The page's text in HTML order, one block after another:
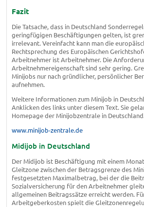
Fazit
Die Tatsache, dass in Deutschland
geringfügigen Beschäftigungen gelten, ist
irrelevant. Vereinfacht kann man die
Rechtsprechung des Europäischen
Arbeitnehmer ist Arbeitnehmer. Die
Arbeitnehmereigenschaft sind sehr gering.
Minijobs nur nach gründlicher, persönlicher
aufnehmen.
Weitere Informationen zum Minijob in
Anklicken des links unter diesem Text. Sie
Homepage der Minijobzentrale in
www.minijob-zentrale.de
Midijob in Deutschland
Der Midijob ist Beschäftigung mit einem
Gleitzone zwischen der Betragsgrenze des
festgesetzten Maximalbetrag, bei der die
Sozialversicherung für den Arbeitnehmer
allgemeinen Beitragssätze erreicht werden.
Arbeitgeberkosten spielt die